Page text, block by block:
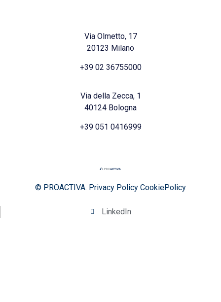
Via Olmetto, 17
20123 Milano
+39 02 36755000
Via della Zecca, 1
40124 Bologna
+39 051 0416999
© PROACTIVA. Privacy Policy CookiePolicy
LinkedIn